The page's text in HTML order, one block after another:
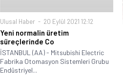
Ulusal Haber 20 Eylül 2021 12:12
Yeni normalin üretim
süreçlerinde Co
İSTANBUL (AA) - Mitsubishi Electric
Fabrika Otomasyon Sistemleri Grubu
Endüstriyel...